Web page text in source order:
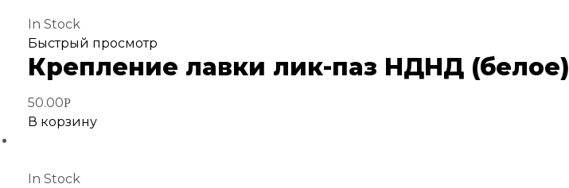
In Stock
Добавить
в
избранное
Быстрый просмотр
Крепление лавки лик-паз НДНД (белое)
50.00Р
В корзину
In Stock